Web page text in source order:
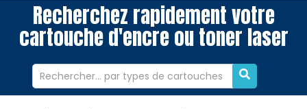
Recherchez rapidement votre
cartouche d'encre ou toner laser